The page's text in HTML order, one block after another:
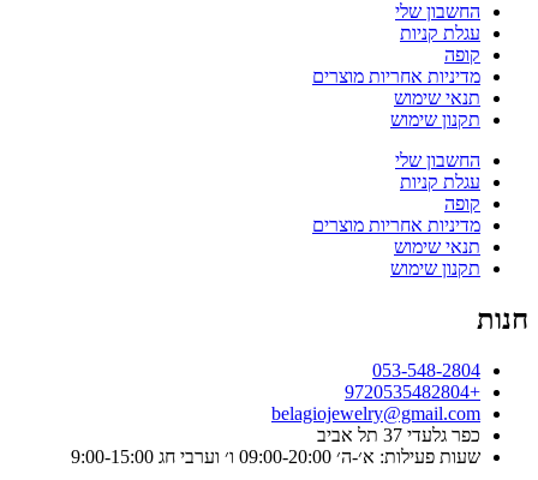
החשבון שלי
עגלת קניות
קופה
מדיניות אחריות מוצרים
תנאי שימוש
תקנון שימוש
החשבון שלי
עגלת קניות
קופה
מדיניות אחריות מוצרים
תנאי שימוש
תקנון שימוש
חנות
053-548-2804
+9720535482804
belagiojewelry@gmail.com
כפר גלעדי 37 תל אביב
שעות פעילות: א׳-ה׳ 09:00-20:00 ו׳ וערבי חג 9:00-15:00